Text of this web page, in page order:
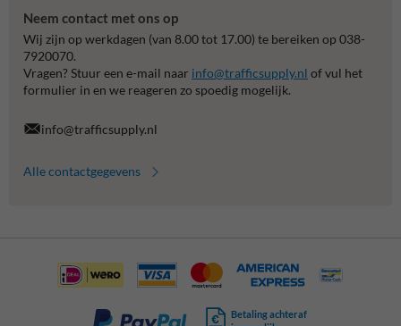
Neem contact met ons op
Wij zijn op werkdagen (van 8.00 tot 17.00) te bereiken op 038-
7920070.
Vragen? Stuur een e-mail naar info@trafficsupply.nl of vul het
formulier in en we reageren zo spoedig mogelijk.
info@trafficsupply.nl
Alle contactgegevens
Betaling achteraf